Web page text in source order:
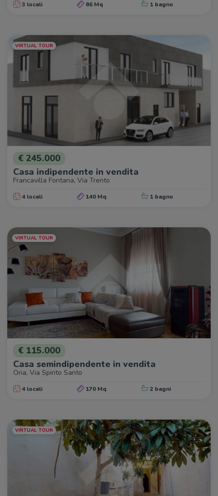
3 locali 86 Mq 1 bagno
VIRTUAL TOUR
€ 245.000
Casa indipendente in vendita
Francavilla Fontana, Via Trento
4 locali 140 Mq 1 bagno
VIRTUAL TOUR
€ 115.000
Casa semindipendente in vendita
Oria, Via Spirito Santo
4 locali 170 Mq 2 bagni
VIRTUAL TOUR